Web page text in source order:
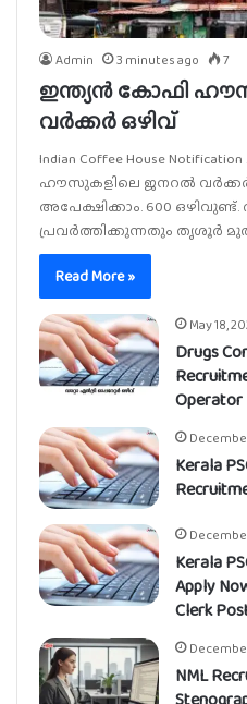
Admin 3 minutes ago 7
ഇന്ത്യൻ കോഫി
വർക്കർ ഒഴിവ്
Indian Coffee House
ഹൗസുകളിലെ ജനറൽ വർക്കർ
അപേക്ഷിക്കാം. 600
പ്രവർത്തിക്കുന്നതും തൃശൂർ
Read More »
May 18,
Drugs
Operator
Kerala
Kerala
Apply
Clerk
NML